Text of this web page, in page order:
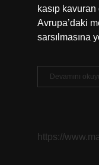
kasıp
Avrupa’daki
sarsılmasına
Devamını
https://